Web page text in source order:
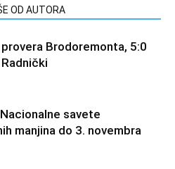
OD AUTORA
Brodoremonta, 5:0
savete
manjina do 3. novembra